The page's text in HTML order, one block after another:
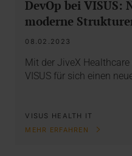
DevOp bei VISUS:
moderne
08.02.2023
Mit der JiveX
VISUS für sich einen
VISUS HEALTH IT
MEHR ERFAHREN